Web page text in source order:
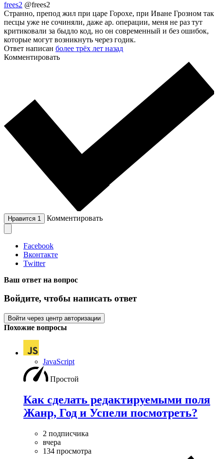
frees2 @frees2
Странно, препод жил при царе Горохе, при Иване Грозном так
песцы уже не сочиняли, даже ар. операции, меня не раз тут
критиковали за быдло код, но он современный и без ошибок,
которые могут возникнуть через годик.
Ответ написан более трёх лет назад
Комментировать
Нравится 1 Комментировать
Facebook
Вконтакте
Twitter
Ваш ответ на вопрос
Войдите, чтобы написать ответ
Войти через центр авторизации
Похожие вопросы
JavaScript
Простой
Как сделать редактируемыми поля
Жанр, Год и Успели посмотреть?
2 подписчика
вчера
134 просмотра